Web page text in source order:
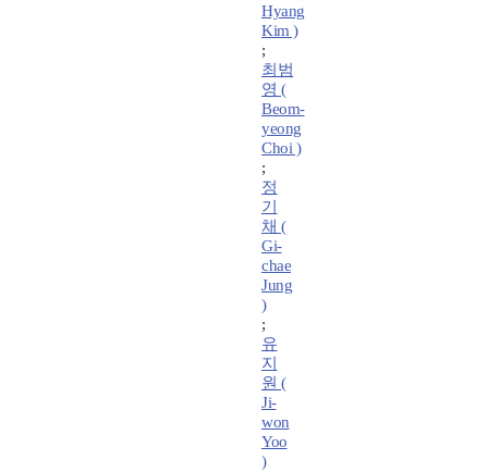
Hyang
Kim )
;
최범
영 (
Beom-
yeong
Choi )
;
정
기
채 (
Gi-
chae
Jung
)
;
유
지
원 (
Ji-
won
Yoo
)